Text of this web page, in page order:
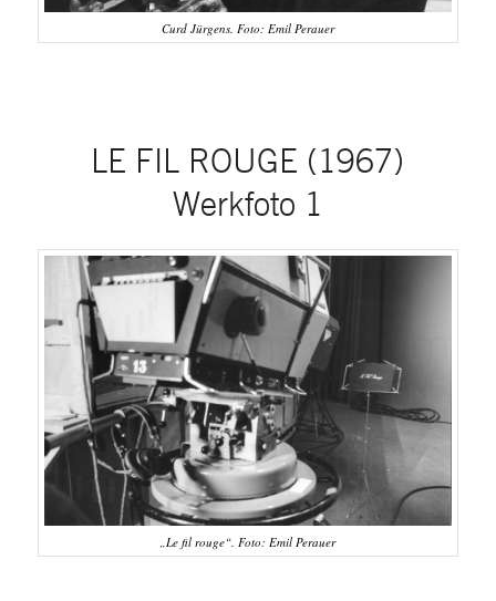
Curd Jürgens. Foto: Emil Perauer
LE FIL ROUGE (1967)
Werkfoto 1
„Le fil rouge“. Foto: Emil Perauer